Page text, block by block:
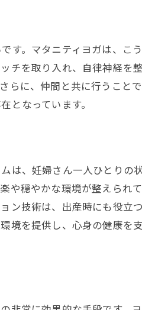
す。マタニティヨガは、こ
を取り入れ、自律神経を整
らに、仲間と共に行うこと
となっています。
は、妊婦さん一人ひとりの
や穏やかな環境が整えられ
ン技術は、出産時にも役立
境を提供し、心身の健康を